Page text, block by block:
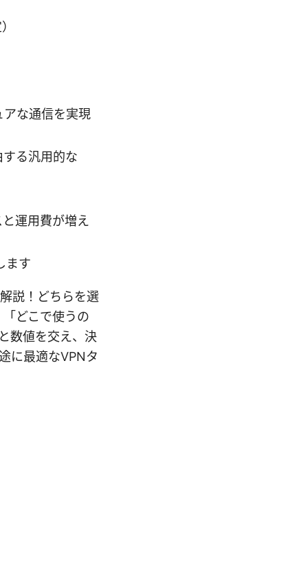
アな通信を実現
る汎用的な
運用費が増え
ます
説！どちらを選
どこで使うの
数値を交え、決
に最適なVPNタ